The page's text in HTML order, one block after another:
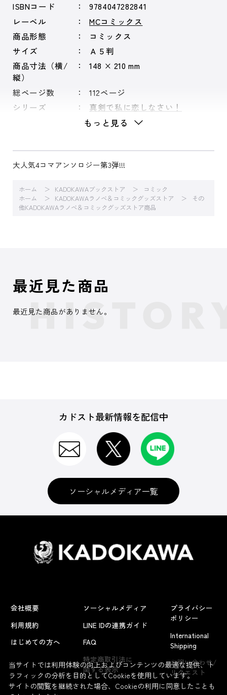
ISBNコード
9784047282841
レーベル
MCコミックス
商品形態
コミックス
サイズ
Ａ５判
商品寸法（横/
縦）
148 × 210 mm
総ページ数
112ページ
シリーズ
真剣で私に恋しなさい！
もっと見る
大人気4コマアンソロジー第3弾!!!
ホーム KADOKAWAブックストア
コミック
ホーム
KADOKAWAラノベ＆コミックグッズストア
その
他KADOKAWAラノベ＆コミックグッズストア商品
よくあるお問い合わせ
最近見た商品
最近見た商品がありません。
カドスト最新情報を配信中
ソーシャルメディア一覧
会社概要
利用規約
はじめての方へ
ソーシャルメディア
LINE IDの連携ガイド
FAQ
特定商取引法に
関する表示
プライバシー
ポリシー
International
Shipping
お問い合わせ/
リクエスト
当サイトでは利用体験の向上およびコンテンツの最適な提供、ト
ラフィックの分析を目的としてCookieを使用しています。
サイトの閲覧を継続された場合、Cookieの利用に同意したことも